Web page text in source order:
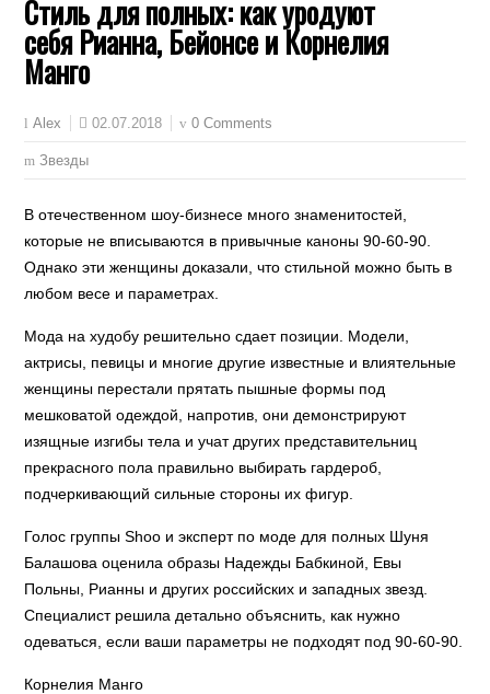
Стиль для полных: как уродуют
себя Рианна, Бейонсе и Корнелия
Манго
Alex 02.07.2018 0 Comments
Звезды
В отечественном шоу-бизнесе много знаменитостей,
которые не вписываются в привычные каноны 90-60-90.
Однако эти женщины доказали, что стильной можно быть в
любом весе и параметрах.
Мода на худобу решительно сдает позиции. Модели,
актрисы, певицы и многие другие известные и влиятельные
женщины перестали прятать пышные формы под
мешковатой одеждой, напротив, они демонстрируют
изящные изгибы тела и учат других представительниц
прекрасного пола правильно выбирать гардероб,
подчеркивающий сильные стороны их фигур.
Голос группы Shoo и эксперт по моде для полных Шуня
Балашова оценила образы Надежды Бабкиной, Евы
Польны, Рианны и других российских и западных звезд.
Специалист решила детально объяснить, как нужно
одеваться, если ваши параметры не подходят под 90-60-90.
Корнелия Манго